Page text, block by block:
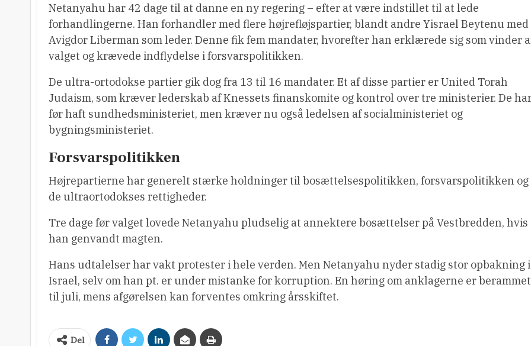
Netanyahu har 42 dage til at danne en ny regering – efter at være indstillet til at lede
forhandlingerne. Han forhandler med flere højrefløjspartier, blandt andre Yisrael Beytenu med
Avigdor Liberman som leder. Denne fik fem mandater, hvorefter han erklærede sig som vinder
valget og krævede indflydelse i forsvarspolitikken.
De ultra-ortodokse partier gik dog fra 13 til 16 mandater. Et af disse partier er United Torah
Judaism, som kræver lederskab af Knessets finanskomite og kontrol over tre ministerier. De
før haft sundhedsministeriet, men kræver nu også ledelsen af socialministeriet og
bygningsministeriet.
Forsvarspolitikken
Højrepartierne har generelt stærke holdninger til bosættelsespolitikken, forsvarspolitikken og
de ultraortodokses rettigheder.
Tre dage før valget lovede Netanyahu pludselig at annektere bosættelser på Vestbredden, hvis
han genvandt magten.
Hans udtalelser har vakt protester i hele verden. Men Netanyahu nyder stadig stor opbakning i
Israel, selv om han pt. er under mistanke for korruption. En høring om anklagerne er berammet
til juli, mens afgørelsen kan forventes omkring årsskiftet.
Del